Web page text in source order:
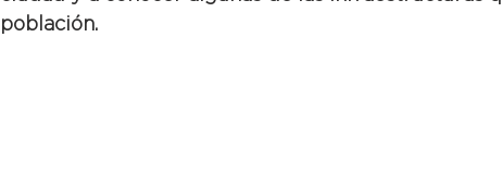
población.